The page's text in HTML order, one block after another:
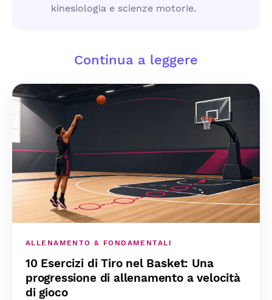
kinesiologia e scienze motorie.
Continua a leggere
ALLENAMENTO & FONDAMENTALI
10 Esercizi di Tiro nel Basket: Una
progressione di allenamento a velocità
di gioco